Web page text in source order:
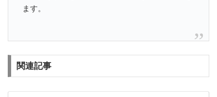
ます。
関連記事